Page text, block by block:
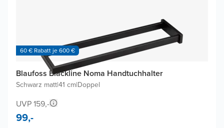
60 € Rabatt je 600 €
Blaufoss Blackline Noma Handtuchhalter
Schwarz matt|41 cm|Doppel
UVP 159,-
99,-